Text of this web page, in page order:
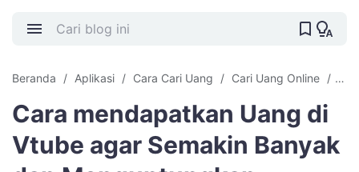
Beranda Aplikasi Cara Cari Uang Cari Uang Online
Cara mendapatkan Uang di
Vtube agar Semakin Banyak